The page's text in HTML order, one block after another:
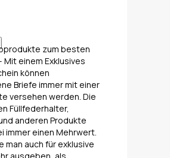
zum besten
einem Exklusives
können
Briefe immer mit einer
versehen werden. Die
Füllfederhalter,
anderen Produkte
immer einen Mehrwert.
man auch für exklusive